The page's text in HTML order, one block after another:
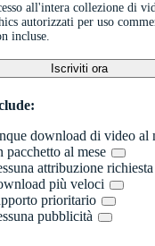
all'intera collezione di
autorizzati per uso
incluse.
Iscriviti ora
download di video al
pacchetto al mese
attribuzione richiesta
più veloci
prioritario
pubblicità